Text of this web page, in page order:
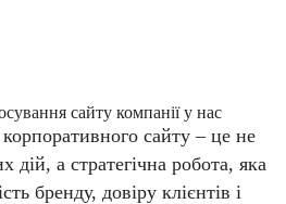
сайту компанії у нас
сайту – це не
дій, а стратегічна робота, яка
бренду, довіру клієнтів і